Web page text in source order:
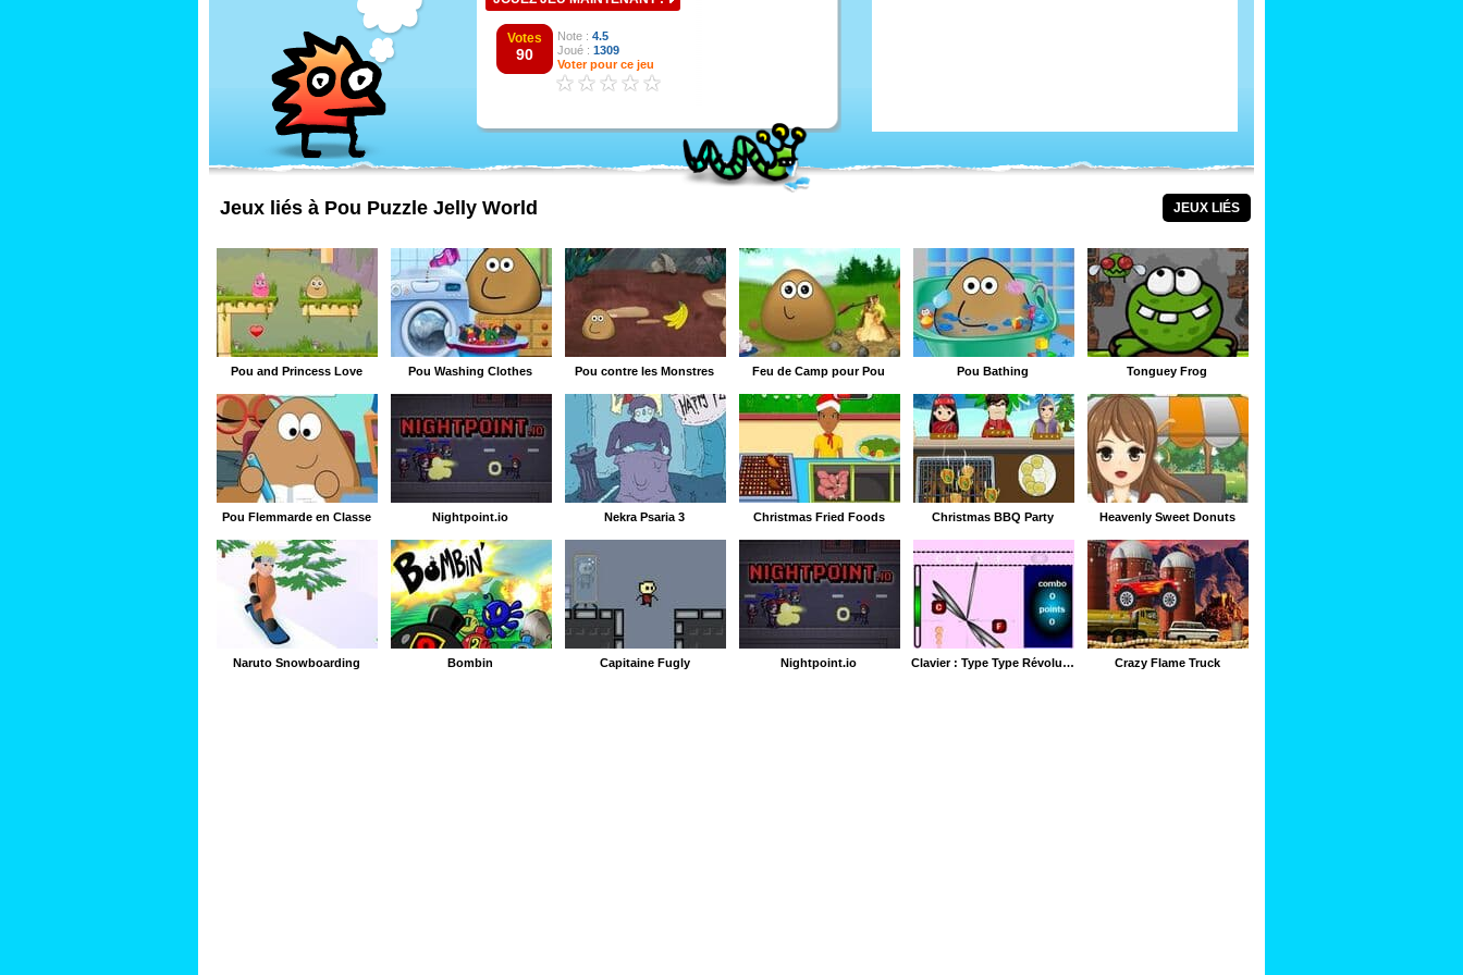
Votes
90
Note : 4.5
Joué : 1309
Voter pour ce jeu
Jeux liés à Pou Puzzle Jelly World JEUX LIÉS
Pou and Princess Love Pou Washing Clothes Pou contre les Monstres Feu de Camp pour Pou Pou Bathing Tonguey Frog
Pou Flemmarde en Classe Nightpoint.io Nekra Psaria 3 Christmas Fried Foods Christmas BBQ Party Heavenly Sweet Donuts
Naruto Snowboarding Bombin Capitaine Fugly Nightpoint.io Clavier : Type Type Révolution Crazy Flame Truck